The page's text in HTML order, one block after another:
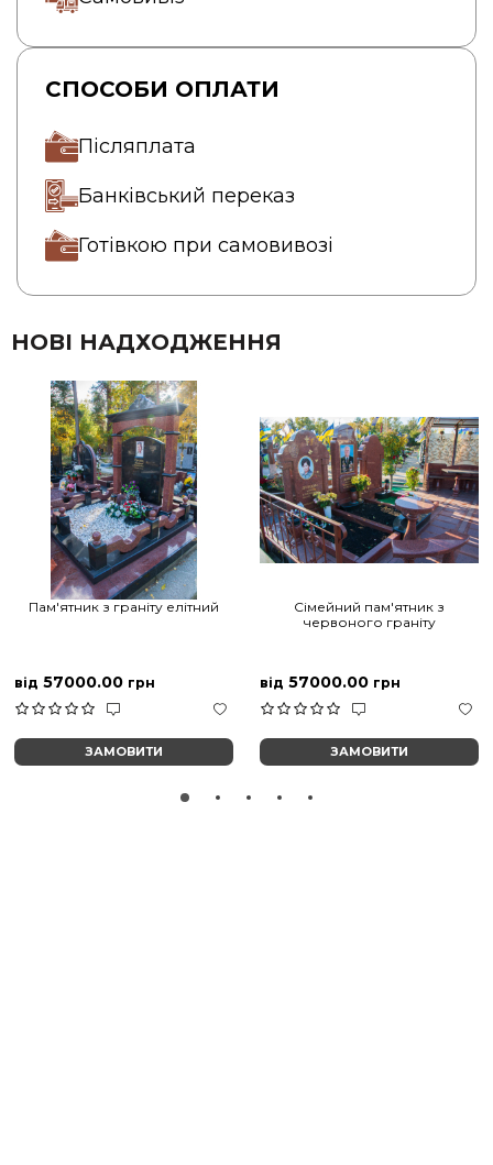
СПОСОБИ ОПЛАТИ
Післяплата
Банківський переказ
Готівкою при самовивозі
НОВІ НАДХОДЖЕННЯ
Пам'ятник з граніту елітний
від 57000.00 грн
ЗАМОВИТИ
Сімейний пам'ятник з
червоного граніту
від 57000.00 грн
ЗАМОВИТИ